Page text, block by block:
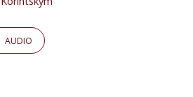
AUDIO